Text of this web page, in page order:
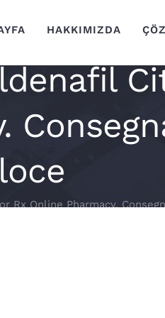
HAKKIMIZDA
Online Pharmacy.